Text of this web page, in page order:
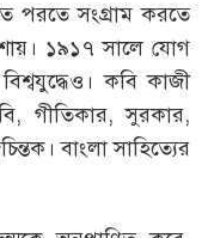
পরতে সংগ্রাম করতে
১৯১৭ সালে যোগ
কবি কাজী
গীতিকার, সুরকার,
বাংলা সাহিত্যের